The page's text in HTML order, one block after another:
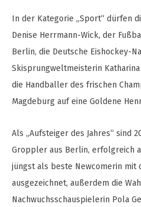
In der Kategorie „Sport“ dürfen
Denise Herrmann-Wick, der
Berlin, die Deutsche Eishockey-
Skisprungweltmeisterin
die Handballer des frischen
Magdeburg auf eine Goldene
Als „Aufsteiger des Jahres“ sind
Groppler aus Berlin, erfolgreich
jüngst als beste Newcomerin mit
ausgezeichnet, außerdem die
Nachwuchsschauspielerin Pola